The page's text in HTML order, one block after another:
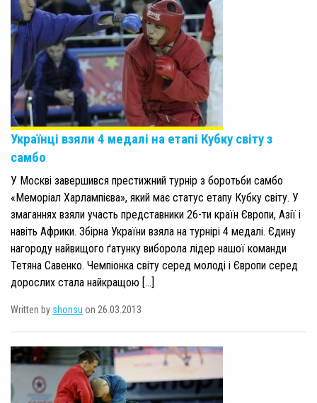
Українці взяли 4 медалі на етапі Кубку світу з
самбо
У Москві завершився престижний турнір з боротьби самбо
«Меморіал Харлампієва», який має статус етапу Кубку світу. У
змаганнях взяли участь представники 26-ти країн Європи, Азії і
навіть Африки. Збірна України взяла на турнірі 4 медалі. Єдину
нагороду найвищого ґатунку виборола лідер нашої команди
Тетяна Савенко. Чемпіонка світу серед молоді і Європи серед
дорослих стала найкращою […]
Written by shonsu on 26.03.2013